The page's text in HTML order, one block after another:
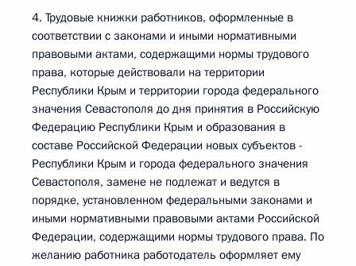
4. Трудовые книжки работников, оформленные в
соответствии с законами и иными нормативными
правовыми актами, содержащими нормы трудового
права, которые действовали на территории
Республики Крым и территории города федерального
значения Севастополя до дня принятия в Российскую
Федерацию Республики Крым и образования в
составе Российской Федерации новых субъектов -
Республики Крым и города федерального значения
Севастополя, замене не подлежат и ведутся в
порядке, установленном федеральными законами и
иными нормативными правовыми актами Российской
Федерации, содержащими нормы трудового права. По
желанию работника работодатель оформляет ему